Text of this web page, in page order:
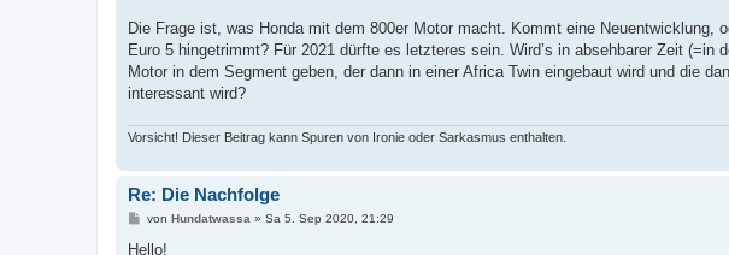
Die Frage ist, was Honda mit dem 800er Motor macht. Kommt eine Neuentwicklung,
Euro 5 hingetrimmt? Für 2021 dürfte es letzteres sein. Wird’s in absehbarer Zeit (=in
Motor in dem Segment geben, der dann in einer Africa Twin eingebaut wird und die
interessant wird?
Vorsicht! Dieser Beitrag kann Spuren von Ironie oder Sarkasmus enthalten.
Re: Die Nachfolge
B
i
von Hundatwassa » Sa 5. Sep 2020, 21:29
Hello!